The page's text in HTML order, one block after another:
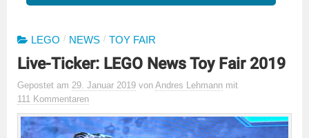
LEGO / NEWS / TOY FAIR
Live-Ticker: LEGO News Toy Fair 2019
Gepostet am 29. Januar 2019 von Andres Lehmann mit
111 Kommentaren